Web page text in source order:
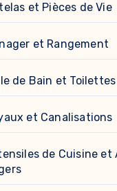
et Pièces de Vie
et Rangement
de Bain et Toilettes
et Canalisations
de Cuisine et